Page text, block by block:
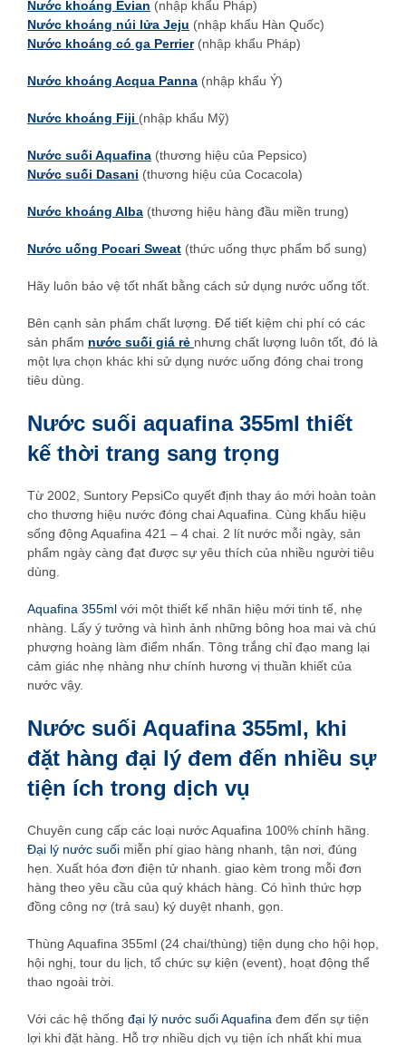
Nước khoáng Evian (nhập khẩu Pháp)
Nước khoáng núi lửa Jeju (nhập khẩu Hàn Quốc)
Nước khoáng có ga Perrier(nhập khẩu Pháp)
Nước khoáng Acqua Panna (nhập khẩu Ý)
Nước khoáng Fiji (nhập khẩu Mỹ)
Nước suối Aquafina (thương hiệu của Pepsico)
Nước suối Dasani (thương hiệu của Cocacola)
Nước khoáng Alba (thương hiệu hàng đầu miền trung)
Nước uống Pocari Sweat (thức uống thực phẩm bổ sung)
Hãy luôn bảo vệ tốt nhất bằng cách sử dụng nước uống tốt.
Bên cạnh sản phẩm chất lượng. Để tiết kiệm chi phí có các
sản phẩm nước suối giá rẻ nhưng chất lượng luôn tốt, đó là
một lựa chọn khác khi sử dụng nước uống đóng chai trong
tiêu dùng.
Nước suối aquafina 355ml thiết
kế thời trang sang trọng
Từ 2002, Suntory PepsiCo quyết định thay áo mới hoàn toàn
cho thương hiệu nước đóng chai Aquafina. Cùng khẩu hiệu
sống động Aquafina 421 – 4 chai. 2 lít nước mỗi ngày, sản
phẩm ngày càng đạt được sự yêu thích của nhiều người tiêu
dùng.
Aquafina 355ml với một thiết kế nhãn hiệu mới tinh tế, nhẹ
nhàng. Lấy ý tưởng và hình ảnh những bông hoa mai và chú
phượng hoàng làm điểm nhấn. Tông trắng chỉ đạo mang lại
cảm giác nhẹ nhàng như chính hương vị thuần khiết của
nước vậy.
Nước suối Aquafina 355ml, khi
đặt hàng đại lý đem đến nhiều sự
tiện ích trong dịch vụ
Chuyên cung cấp các loại nước Aquafina 100% chính hãng.
Đại lý nước suối miễn phí giao hàng nhanh, tận nơi, đúng
hẹn. Xuất hóa đơn điện tử nhanh. giao kèm trong mỗi đơn
hàng theo yêu cầu của quý khách hàng. Có hình thức hợp
đồng công nợ (trả sau) ký duyệt nhanh, gọn.
Thùng Aquafina 355ml (24 chai/thùng) tiện dụng cho hội họp,
hội nghị, tour du lịch, tổ chức sự kiện (event), hoạt động thể
thao ngoài trời.
Với các hệ thống đại lý nước suối Aquafina đem đến sự tiện
lợi khi đặt hàng. Hỗ trợ nhiều dịch vụ tiện ích nhất khi mua